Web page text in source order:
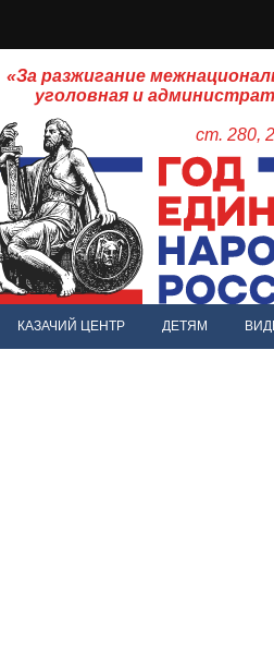
«За разжигание
уголовная и
ст. 280,
КАЗАЧИЙ ЦЕНТР ДЕТЯМ